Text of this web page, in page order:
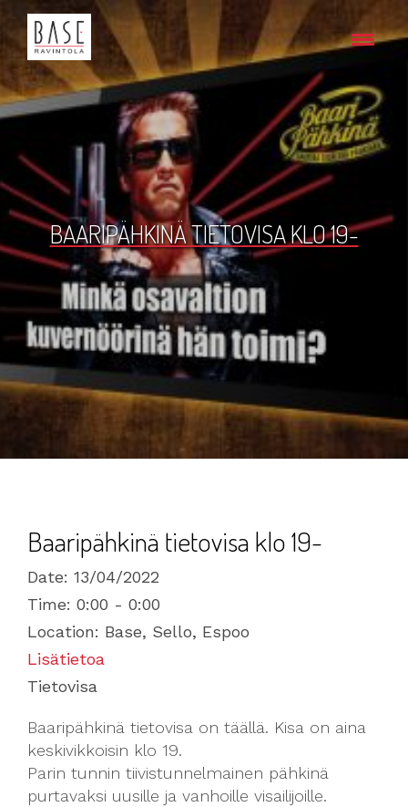
BAARIPÄHKINÄ TIETOVISA KLO 19-
Baaripähkinä tietovisa klo 19-
Date: 13/04/2022
Time: 0:00 - 0:00
Location: Base, Sello, Espoo
Lisätietoa
Tietovisa
Baaripähkinä tietovisa on täällä. Kisa on aina
keskivikkoisin klo 19.
Parin tunnin tiivistunnelmainen pähkinä
purtavaksi uusille ja vanhoille visailijoille.